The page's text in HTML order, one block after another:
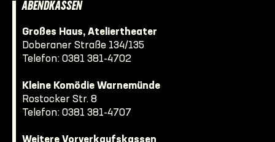
ABENDKASSEN
Großes Haus, Ateliertheater
Doberaner Straße 134/135
Telefon: 0381 381-4702
Kleine Komödie Warnemünde
Rostocker Str. 8
Telefon: 0381 381-4707
Weitere Vorverkaufskassen